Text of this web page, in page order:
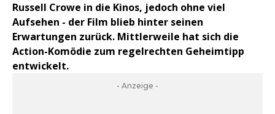
Russell Crowe in die Kinos, jedoch ohne viel
Aufsehen - der Film blieb hinter seinen
Erwartungen zurück. Mittlerweile hat sich die
Action-Komödie zum regelrechten Geheimtipp
entwickelt.
- Anzeige -